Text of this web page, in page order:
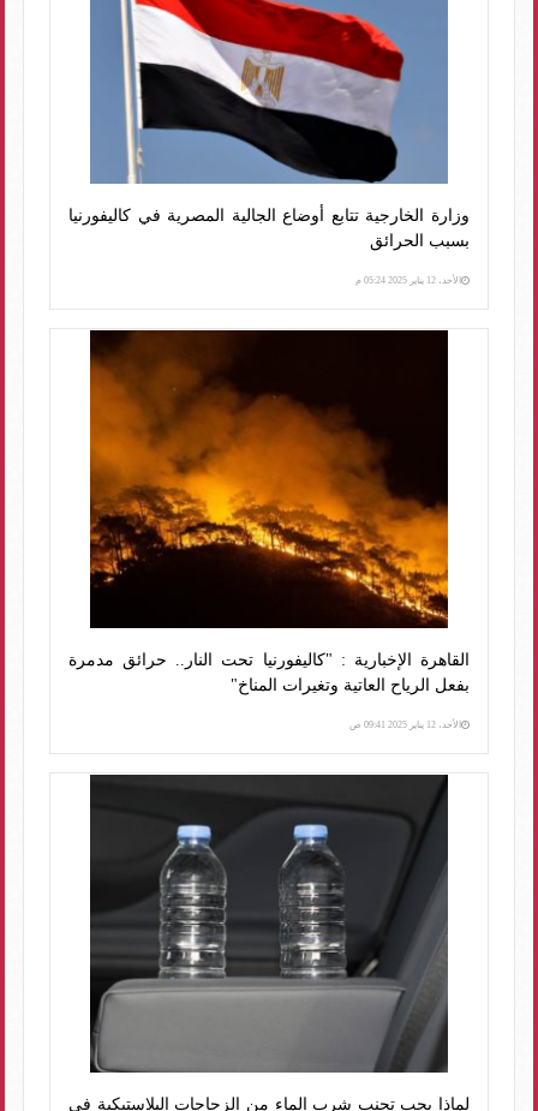
وزارة الخارجية تتابع أوضاع الجالية المصرية في كاليفورنيا
بسبب الحرائق
الأحد، 12 يناير 2025 05:24 م
القاهرة الإخبارية : "كاليفورنيا تحت النار.. حرائق مدمرة
بفعل الرياح العاتية وتغيرات المناخ"
الأحد، 12 يناير 2025 09:41 ص
لماذا يجب تجنب شرب الماء من الزجاجات البلاستيكية في